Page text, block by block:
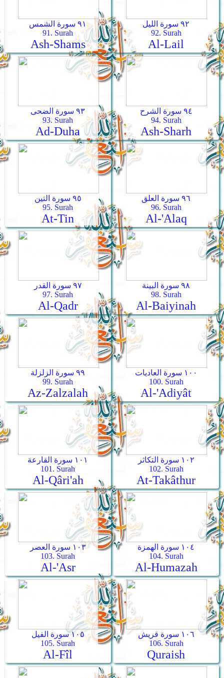
٩١ سورة الشمس
91. Surah
Ash-Shams
٩٢ سورة الليل
92. Surah
Al-Lail
٩٣ سورة الضحى
93. Surah
Ad-Duha
٩٤ سورة الشرح
94. Surah
Ash-Sharh
٩٥ سورة التين
95. Surah
At-Tin
٩٦ سورة العلق
96. Surah
Al-'Alaq
٩٧ سورة القدر
97. Surah
Al-Qadr
٩٨ سورة البينة
98. Surah
Al-Baiyinah
٩٩ سورة الزلزلة
99. Surah
Az-Zalzalah
١٠٠ سورة العاديات
100. Surah
Al-'Adiyât
١٠١ سورة القارعة
101. Surah
Al-Qâri'ah
١٠٢ سورة التكاثر
102. Surah
At-Takâthur
١٠٣ سورة العصر
103. Surah
Al-'Asr
١٠٤ سورة الهمزة
104. Surah
Al-Humazah
١٠٥ سورة الفيل
105. Surah
Al-Fîl
١٠٦ سورة قريش
106. Surah
Quraish